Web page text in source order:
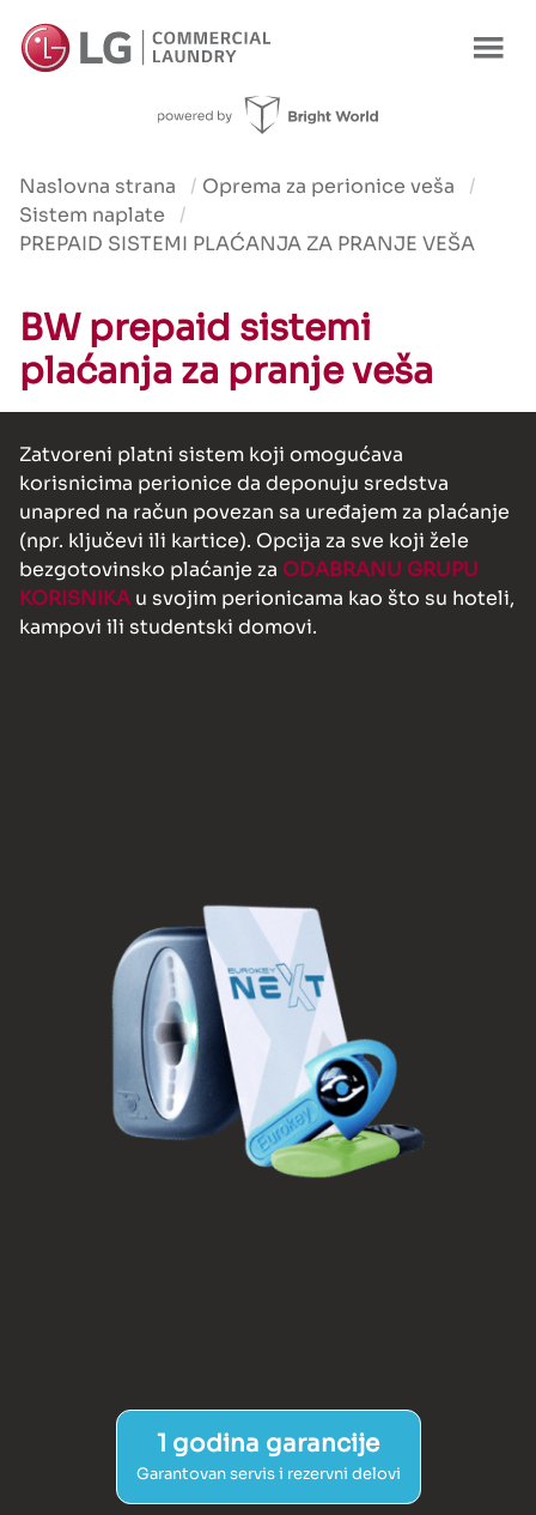
Naslovna strana
Oprema za perionice veša
Sistem naplate
PREPAID SISTEMI PLAĆANJA ZA PRANJE VEŠA
BW prepaid sistemi
plaćanja za pranje veša
Karakteristike Prednosti Karakteristike
Zatvoreni platni sistem koji omogućava
korisnicima perionice da deponuju sredstva
unapred na račun povezan sa uređajem za plaćanje
(npr. ključevi ili kartice). Opcija za sve koji žele
bezgotovinsko plaćanje za ODABRANU GRUPU
KORISNIKAu svojim perionicama kao što su hoteli,
kampovi ili studentski domovi.
1 godina garancije
Garantovan servis i rezervni delovi